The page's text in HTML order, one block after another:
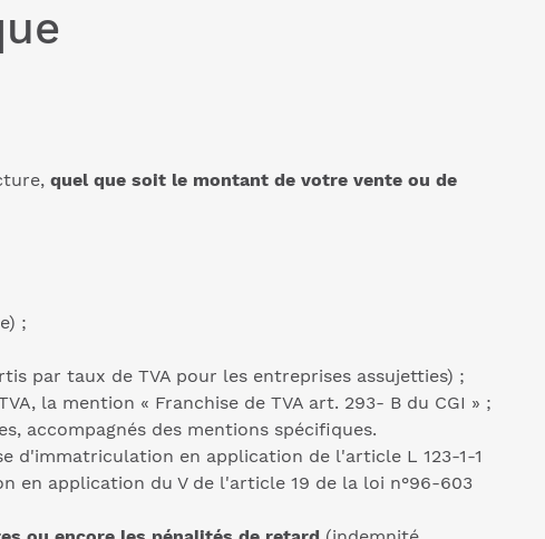
quel que soit le montant de votre vente ou de
;
par taux de TVA pour les entreprises assujetties) ;
la mention « Franchise de TVA art. 293- B du CGI » ;
accompagnés des mentions spécifiques.
d'immatriculation en application de l'article L 123-1-1
en application du V de l'article 19 de la loi n°96-603